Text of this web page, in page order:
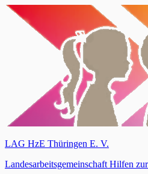
LAG HzE Thüringen E. V.
Landesarbeitsgemeinschaft Hilfen